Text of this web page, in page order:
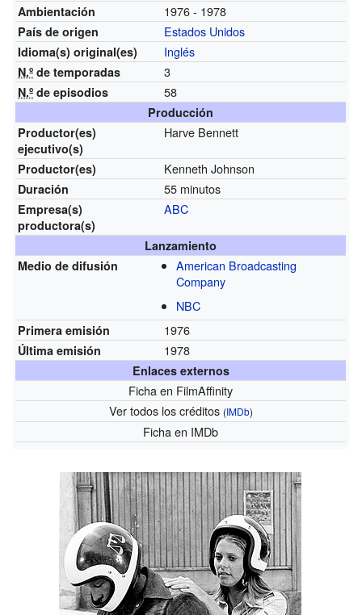
Ambientación 1976 - 1978
País de origen Estados Unidos
Idioma(s) original(es) Inglés
N.º de temporadas 3
N.º de episodios 58
Producción
Productor(es)
ejecutivo(s)
Harve Bennett
Productor(es) Kenneth Johnson
Duración 55 minutos
Empresa(s)
productora(s)
ABC
Lanzamiento
Medio de difusión
American Broadcasting
Company
NBC
Primera emisión 1976
Última emisión 1978
Enlaces externos
Fichaen FilmAffinity
Ver todos los créditos (IMDb)
Fichaen IMDb